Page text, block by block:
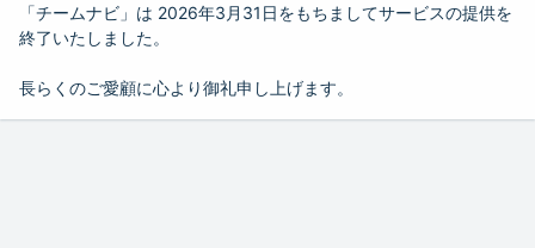
「チームナビ」は 2026年3月31日をもちましてサービスの提供を
終了いたしました。
長らくのご愛顧に心より御礼申し上げます。